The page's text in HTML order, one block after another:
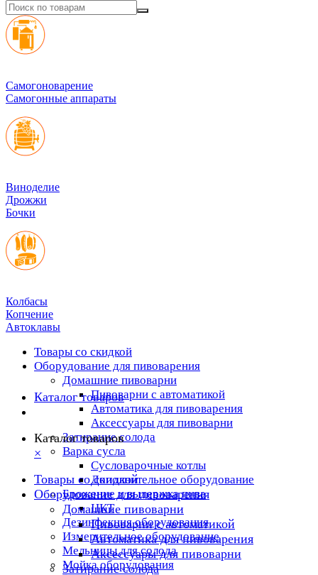
Cамогоноварение
Самогонные аппараты
Виноделие
Дрожжи
Бочки
Колбасы
Копчение
Автоклавы
Товары со скидкой
Оборудование для пивоварения
Домашние пивоварни
Пивоварни с автоматикой
Автоматика для пивоварения
Аксессуары для пивоварни
Затирание солода
Варка сусла
Cусловарочные котлы
Дополнительное оборудование
Брожение и выдержка пива
ЦКТ
Дезинфекция оборудования
Измерительное оборудование
Мельницы для солода
Мойка оборудования
Каталог товаров
Каталог товаров
×
Товары со скидкой
Оборудование для пивоварения
Домашние пивоварни
Пивоварни с автоматикой
Автоматика для пивоварения
Аксессуары для пивоварни
Затирание солода